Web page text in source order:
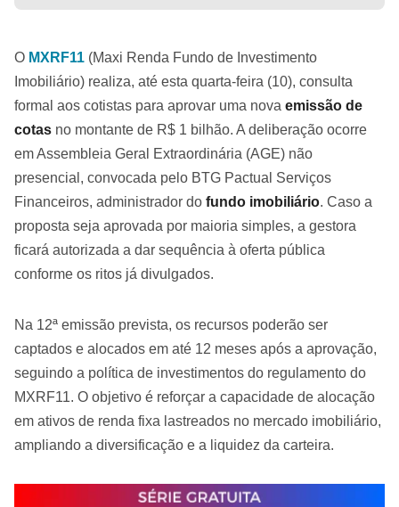
O MXRF11 (Maxi Renda Fundo de Investimento
Imobiliário) realiza, até esta quarta-feira (10), consulta
formal aos cotistas para aprovar uma nova emissão de
cotas no montante de R$ 1 bilhão. A deliberação ocorre
em Assembleia Geral Extraordinária (AGE) não
presencial, convocada pelo BTG Pactual Serviços
Financeiros, administrador do fundo imobiliário. Caso a
proposta seja aprovada por maioria simples, a gestora
ficará autorizada a dar sequência à oferta pública
conforme os ritos já divulgados.
Na 12ª emissão prevista, os recursos poderão ser
captados e alocados em até 12 meses após a aprovação,
seguindo a política de investimentos do regulamento do
MXRF11. O objetivo é reforçar a capacidade de alocação
em ativos de renda fixa lastreados no mercado imobiliário,
ampliando a diversificação e a liquidez da carteira.